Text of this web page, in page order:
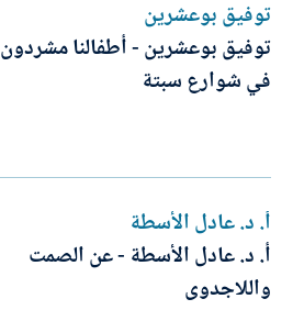
توفيق بوعشرين
توفيق بوعشرين - أطفالنا مشردون
في شوارع سبتة
أ. د. عادل الأسطة
أ. د. عادل الأسطة - عن الصمت
واللاجدوى